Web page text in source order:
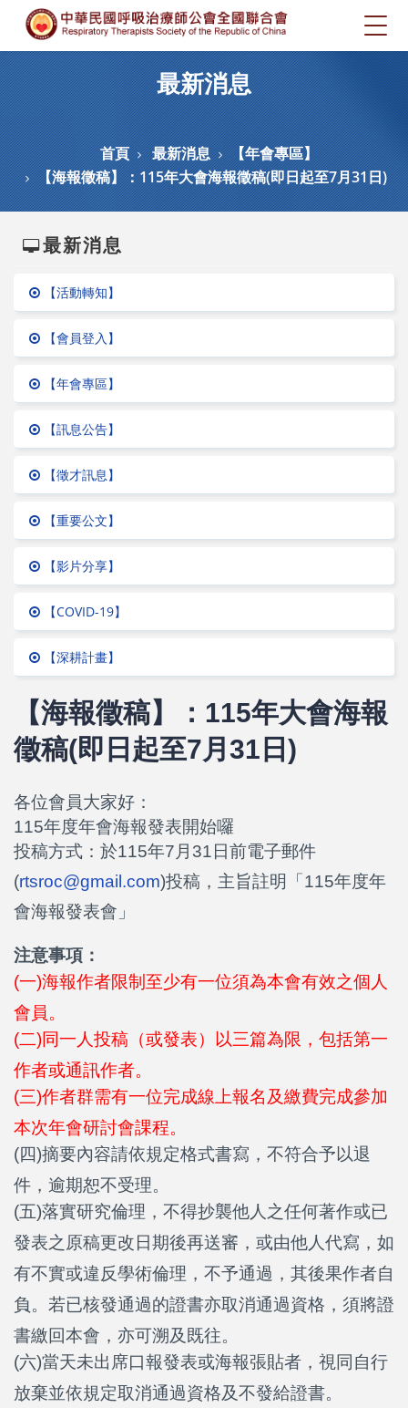
最新消息
首頁 最新消息
【年會專區】
【海報徵稿】：115年大會海報徵稿(即日起至7月31日)
最新消息
【活動轉知】
【會員登入】
【年會專區】
【訊息公告】
【徵才訊息】
【重要公文】
【影片分享】
【COVID-19】
【深耕計畫】
【海報徵稿】：115年大會海報
徵稿(即日起至7月31日)
各位會員大家好：
115年度年會海報發表開始囉
投稿方式：於115年7月31日前電子郵件
(rtsroc@gmail.com)投稿， 主旨註明「115年度年
會海報發表會」
注意事項：
(一)海報作者限制至少有一位須為本會有效之個人
會員。
(二)同一人投稿（或發表）以三篇為限，包括第一
作者或通訊作者。
(三)作者群需有一位完成線上報名及繳費完成參加
本次年會研討會課程。
(四)摘要內容請依規定格式書寫，不符合予以退
件，逾期恕不受理。
(五)落實研究倫理，不得抄襲他人之任何著作或已
發表之原稿更改日期後再送審，或由他人代寫，如
有不實或違反學術倫理，不予通過，其後果作者自
負。若已核發通過的證書亦取消通過資格，須將證
書繳回本會，亦可溯及既往。
(六)當天未出席口報發表或海報張貼者，視同自行
放棄並依規定取消通過資格及不發給證書。